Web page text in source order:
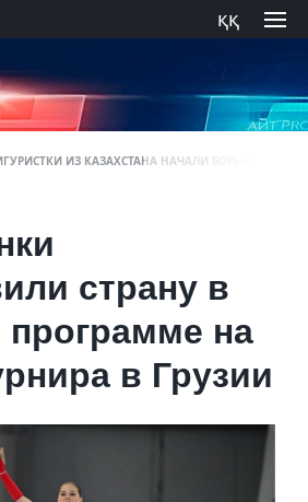
ққ
ИЗ КАЗАХСТАНА НАЧАЛИ БОРЬБУ НА
страну в
программе на
в Грузии